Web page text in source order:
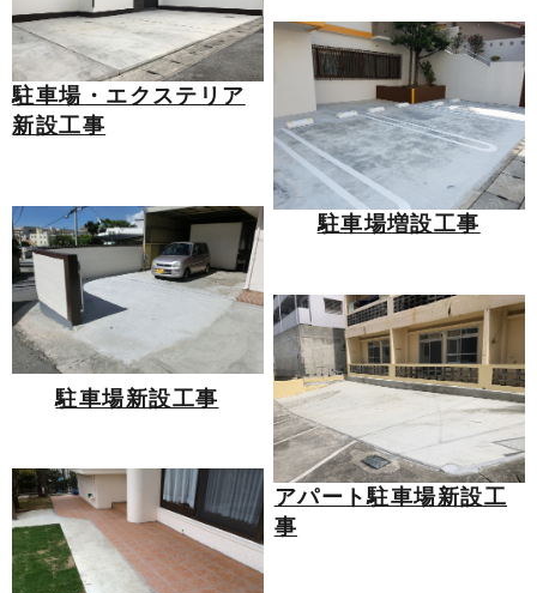
駐車場・エクステリア
新設工事
駐車場増設工事
駐車場新設工事
アパート駐車場新設工
事